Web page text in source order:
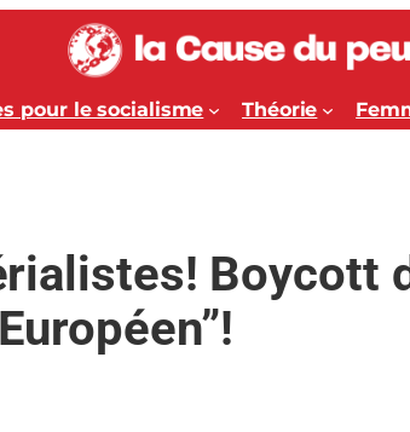
pour le socialisme Théorie
Boycott